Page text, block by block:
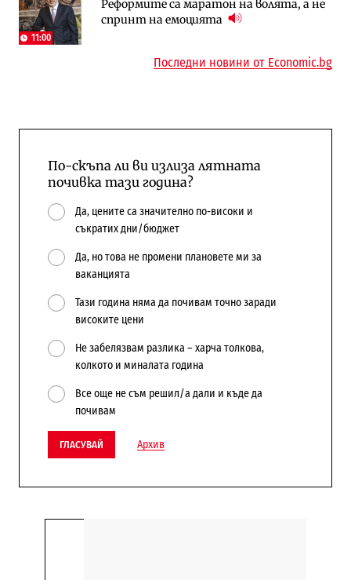
11:00
Реформите са маратон на волята, а не
спринт на емоцията
АЕЦ „Козлодуй“ ще работи само още
няколко седмици, ако сушата продължи
Лекарствата за редки болести
попадат в капан на обществените
Последни новини от Economic.bg
По-скъпа ли ви излиза лятната
почивка тази година?
Да, цените са значително по-високи и
съкратих дни/бюджет
Да, но това не промени плановете ми за
ваканцията
Тази година няма да почивам точно заради
високите цени
Не забелязвам разлика – харча толкова,
колкото и миналата година
Все още не съм решил/а дали и къде да
почивам
ГЛАСУВАЙ Архив